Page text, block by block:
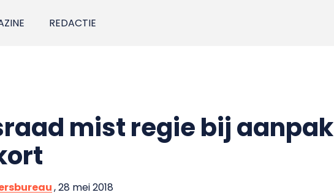
REDACTIE
mist regie bij aanpak
, 28 mei 2018